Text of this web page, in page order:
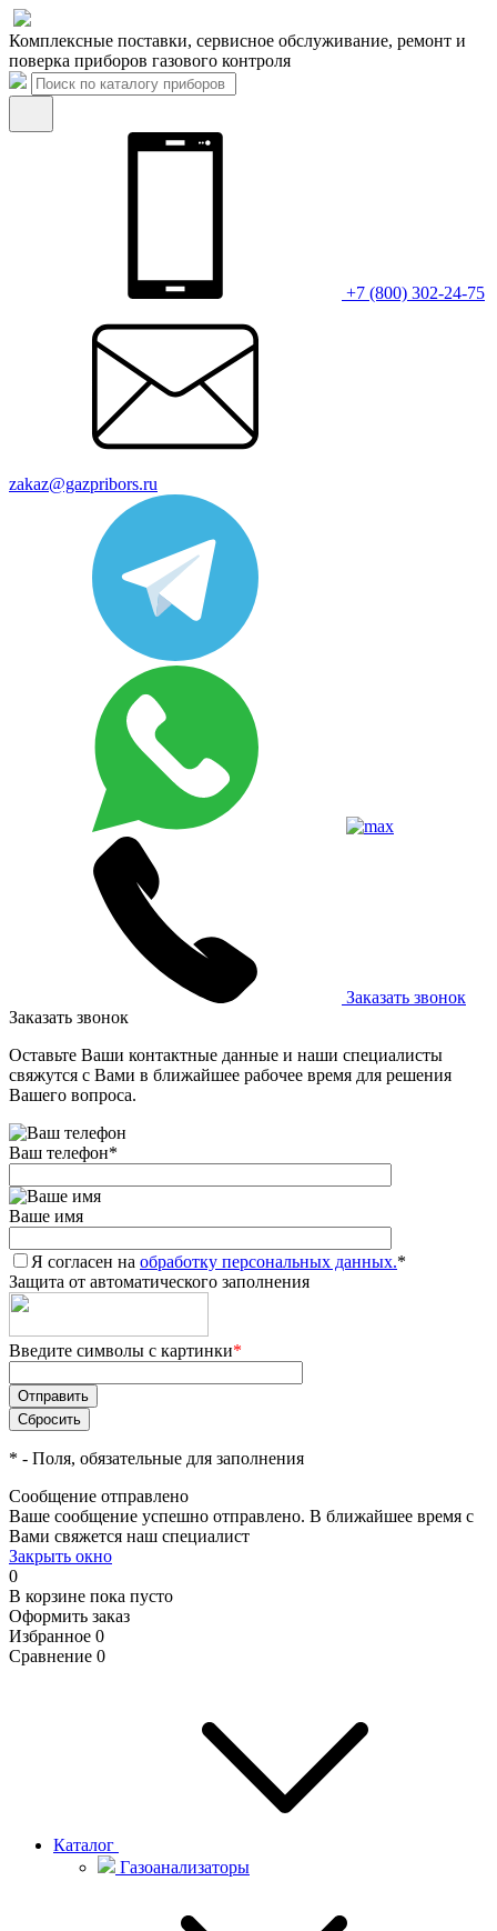
Комплексные поставки, сервисное обслуживание, ремонт и
поверка приборов газового контроля
+7 (800) 302-24-75
zakaz@gazpribors.ru
Заказать звонок
Заказать звонок
Оставьте Ваши контактные данные и наши специалисты
свяжутся с Вами в ближайшее рабочее время для решения
Вашего вопроса.
Ваш телефон*
Ваше имя
Я согласен на обработку персональных данных.*
Защита от автоматического заполнения
Введите символы с картинки*
* - Поля, обязательные для заполнения
Сообщение отправлено
Ваше сообщение успешно отправлено. В ближайшее время с
Вами свяжется наш специалист
Закрыть окно
0
В корзине пока пусто
Оформить заказ
Избранное 0
Сравнение 0
Каталог
Газоанализаторы